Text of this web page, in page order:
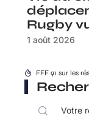
Rugby
1 août 2026